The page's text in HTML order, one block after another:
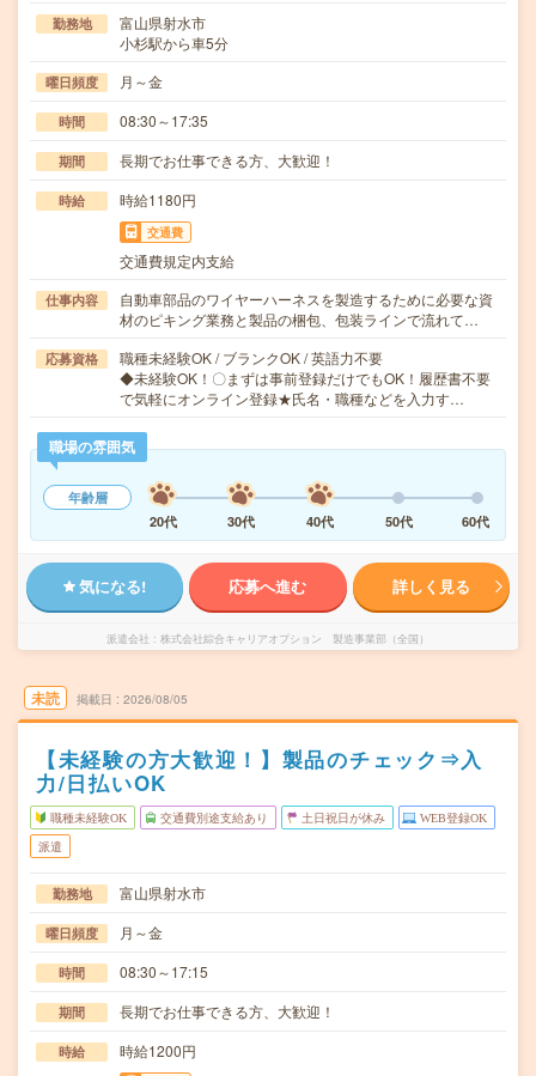
勤務地
富山県射水市
小杉駅から車5分
曜日頻度 月～金
時間 08:30～17:35
期間 長期でお仕事できる方、大歓迎！
時給 時給1180円
交通費
交通費規定内支給
仕事内容
自動車部品のワイヤーハーネスを製造するために必要な資
材のピキング業務と製品の梱包、包装ラインで流れて…
応募資格
職種未経験OK / ブランクOK / 英語力不要
◆未経験OK！〇まずは事前登録だけでもOK！履歴書不要
で気軽にオンライン登録★氏名・職種などを入力す…
職場の雰囲気
年齢層
20代
30代 40代 50代 60代
気になる! 応募へ進む 詳しく見る
派遣会社 株式会社綜合キャリアオプション 製造事業部（全国）
未読 掲載日 2026/08/05
【未経験の方大歓迎！】製品のチェック⇒入
力/日払いOK
職種未経験OK 交通費別途支給あり 土日祝日が休み WEB登録OK
派遣
勤務地 富山県射水市
曜日頻度 月～金
時間 08:30～17:15
期間 長期でお仕事できる方、大歓迎！
時給 時給1200円